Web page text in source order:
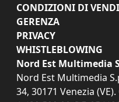
CONDIZIONI DI
GERENZA
PRIVACY
WHISTLEBLOWING
Nord Est Multimedia
Nord Est Multimedia
34, 30171 Venezia